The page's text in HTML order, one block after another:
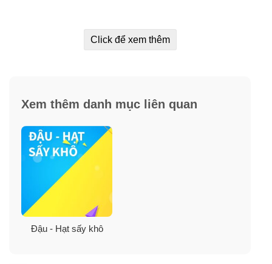
Click để xem thêm
Xem thêm danh mục liên quan
Đậu - Hạt sấy khô